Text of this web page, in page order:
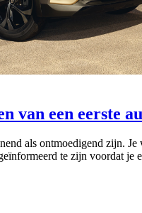
van een eerste
als ontmoedigend zijn.
te zijn voordat